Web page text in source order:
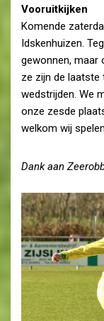
Vooruitkijken
Komende
Idskenhuizen.
gewonnen, maar
ze zijn de laatste
wedstrijden. We
onze zesde
welkom wij
Dank aan